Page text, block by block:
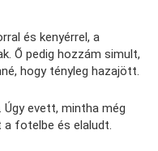
és kenyérrel, a
Ő pedig hozzám simult,
hogy tényleg hazajött.
Úgy evett, mintha még
fotelbe és elaludt.